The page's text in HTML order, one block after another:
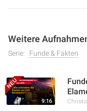
Weitere
Serie: Funde & Fakten
9:16